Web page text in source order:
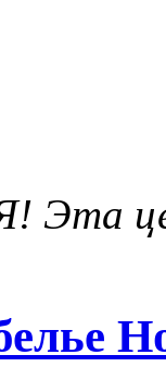
Эта